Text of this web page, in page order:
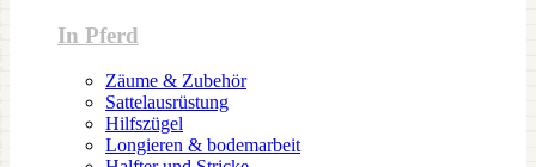
In Pferd
Zäume & Zubehör
Sattelausrüstung
Hilfszügel
Longieren & bodemarbeit